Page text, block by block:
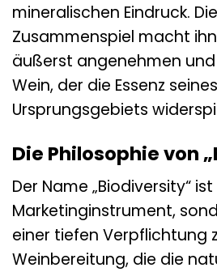
mineralischen Eindruck.
Zusammenspiel macht
äußerst angenehmen
Wein, der die Essenz seines
Ursprungsgebiets
Die Philosophie von
Der Name „Biodiversity“
Marketinginstrument,
einer tiefen Verpflichtung
Weinbereitung, die die